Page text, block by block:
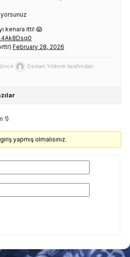
kenara itti! 😱
February 28, 2026
Osman Yıldırım tarafından
1)
yapmış olmalısınız.